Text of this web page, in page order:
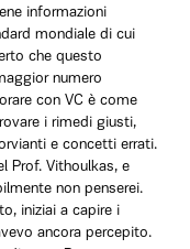
informazioni
mondiale di cui
che questo
numero
con VC è come
i rimedi giusti,
e concetti errati.
Prof. Vithoulkas, e
non penserei.
iniziai a capire i
ancora percepito.